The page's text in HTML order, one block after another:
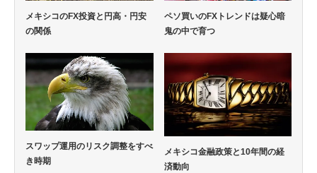
メキシコのFX投資と円高・円安
の関係
ペソ買いのFXトレンドは疑心暗
鬼の中で育つ
スワップ運用のリスク調整をすべ
き時期
メキシコ金融政策と10年間の経
済動向